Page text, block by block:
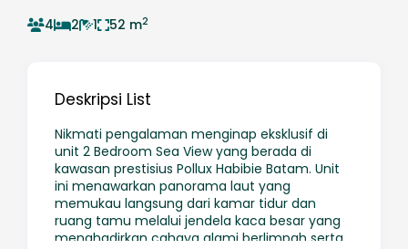
4 2 1 52 m2
Deskripsi List
Nikmati pengalaman menginap eksklusif di
unit 2 Bedroom Sea View yang berada di
kawasan prestisius Pollux Habibie Batam. Unit
ini menawarkan panorama laut yang
memukau langsung dari kamar tidur dan
ruang tamu melalui jendela kaca besar yang
menghadirkan cahaya alami berlimpah serta